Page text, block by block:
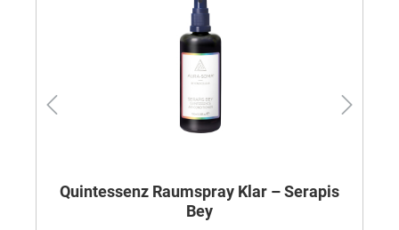
Quintessenz Raumspray Klar – Serapis
Bey